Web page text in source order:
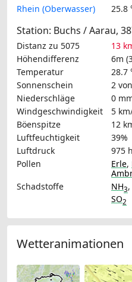
Rhein (Oberwasser) 25.8
Station: Buchs / Aarau,
Distanz zu 5075
13
Höhendifferenz
6m
Temperatur
28.7
Sonnenschein
2
Niederschläge
0
Windgeschwindigkeit
5
Böenspitze
12
Luftfeuchtigkeit
39%
Luftdruck
975
Pollen
Erle,
Schadstoffe
NH3,
SO2
Wetteranimationen